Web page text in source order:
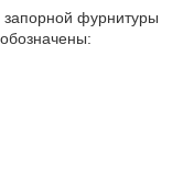
запорной фурнитуры